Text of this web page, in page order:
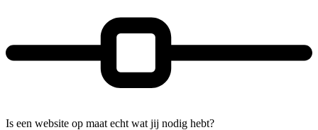
Is een website op maat echt wat jij nodig hebt?